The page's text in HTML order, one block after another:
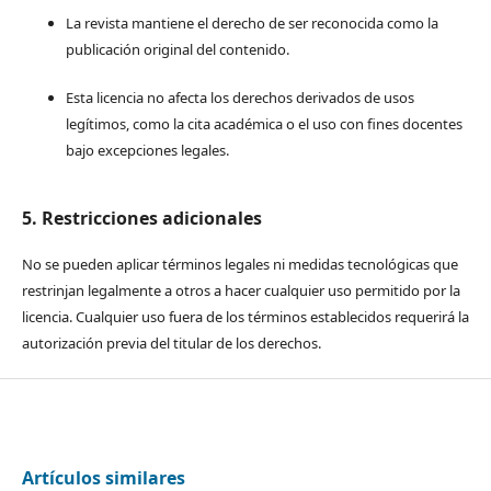
La revista mantiene el derecho de ser reconocida como la
publicación original del contenido.
Esta licencia no afecta los derechos derivados de usos
legítimos, como la cita académica o el uso con fines docentes
bajo excepciones legales.
5. Restricciones adicionales
No se pueden aplicar términos legales ni medidas tecnológicas que
restrinjan legalmente a otros a hacer cualquier uso permitido por la
licencia. Cualquier uso fuera de los términos establecidos requerirá la
autorización previa del titular de los derechos.
Artículos similares